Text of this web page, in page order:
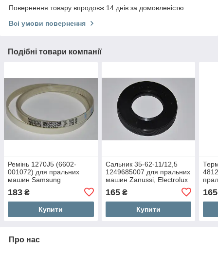
Повернення товару впродовж 14 днів за домовленістю
Всі умови повернення
Подібні товари компанії
Ремінь 1270J5 (6602-
001072) для пральних
машин Samsung
183 ₴
Купити
Сальник 35-62-11/12,5
1249685007 для пральних
машин Zanussi, Electrolux
165₴
Купити
165
Про нас